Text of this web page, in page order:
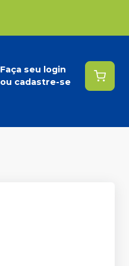
Faça seu login
ou cadastre-se